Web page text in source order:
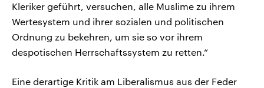
Kleriker geführt, versuchen, alle Muslime zu ihrem
Wertesystem und ihrer sozialen und politischen
Ordnung zu bekehren, um sie so vor ihrem
despotischen Herrschaftssystem zu retten.“
Eine derartige Kritik am Liberalismus aus der Feder